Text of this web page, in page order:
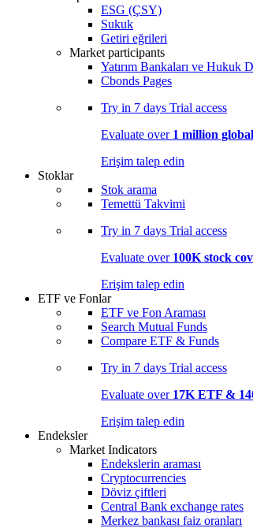
ESG (ÇSY)
Sukuk
Getiri eğrileri
Market participants
Yatırım Bankaları ve Hukuk
Cbonds Pages
Try in 7 days Trial access
Evaluate over 1 million
Erişim talep edin
Stoklar
Stok arama
Temettü Takvimi
Try in 7 days Trial access
Evaluate over 100K stock
Erişim talep edin
ETF ve Fonlar
ETF ve Fon Araması
Search Mutual Funds
Compare ETF & Funds
Try in 7 days Trial access
Evaluate over 17K ETF &
Erişim talep edin
Endeksler
Market Indicators
Endekslerin araması
Cryptocurrencies
Döviz çiftleri
Central Bank exchange rates
Merkez bankası faiz oranları